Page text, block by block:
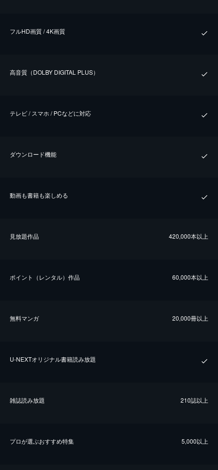
フルHD画質 / 4K画質
⾼⾳質（DOLBY DIGITAL PLUS）
テレビ / スマホ / PCなどに対応
ダウンロード機能
動画も書籍も楽しめる
⾒放題作品 420,000本以上
ポイント（レンタル）作品 60,000本以上
無料マンガ 20,000冊以上
U-NEXTオリジナル書籍読み放題
雑誌読み放題 210誌以上
プロが選ぶおすすめ特集 5,000以上